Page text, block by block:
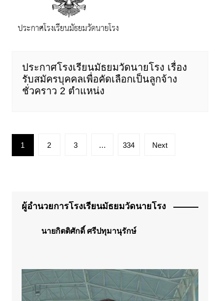
ประกาศโรงเรียนมัธยมวัดนายโรง เรื่อง
รับสมัครบุคคลเพื่อคัดเลือกเป็นลูกจ้าง
ชั่วคราว 2 ตำแหน่ง
Posts
pagination
1 2 3 … 334 Next
ผู้อำนวยการโรงเรียนมัธยมวัดนายโรง
นายกิตติศักดิ์ ศรีปทุมานุรักษ์